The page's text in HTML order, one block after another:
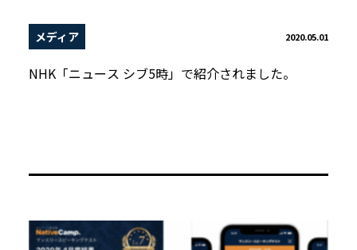
メディア 2020.05.01
NHK「ニュース シブ5時」で紹介されました。